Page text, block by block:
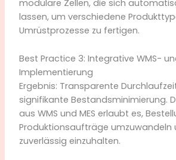
modulare Zellen, die sich
lassen, um verschiedene
Umrüstprozesse zu fertigen.
Best Practice 3: Integrative WMS-
Implementierung
Ergebnis: Transparente
signifikante Bestandsminimierung.
aus WMS und MES erlaubt es,
Produktionsaufträge umzuwandeln
zuverlässig einzuhalten.